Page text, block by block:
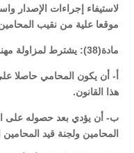
لاستيفاء إجراءات الإصدار
موقعا علية من نقيب
مادة(38): يشترط لمزاولة مهنة المحاماة ما يلي:-
أ- أن يكون المحامي حاصلا
هذا القانون.
ب- أن يؤدي بعد حصوله على
المحامين ولجنة قيد المحامين